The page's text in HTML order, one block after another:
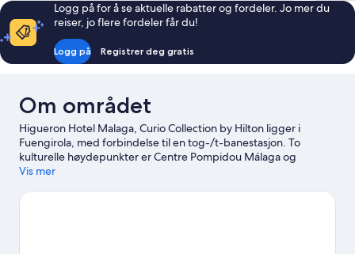
Logg på for å se aktuelle rabatter og fordeler. Jo mer du
reiser, jo flere fordeler får du!
Logg på Registrer deg gratis
Om området
Higueron Hotel Malaga, Curio Collection by Hilton ligger i
Fuengirola, med forbindelse til en tog-/t-banestasjon. To
kulturelle høydepunkter er Centre Pompidou Málaga og
Picasso-museet i Málaga, mens Bioparc Fuengirola er en
Torrequebrada golfbane er to andre anbefalte steder å besøke.
Vis mer